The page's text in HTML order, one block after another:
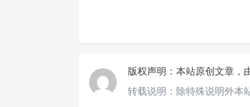
版权声明： 本站原创文章，
转载说明： 除特殊说明外本